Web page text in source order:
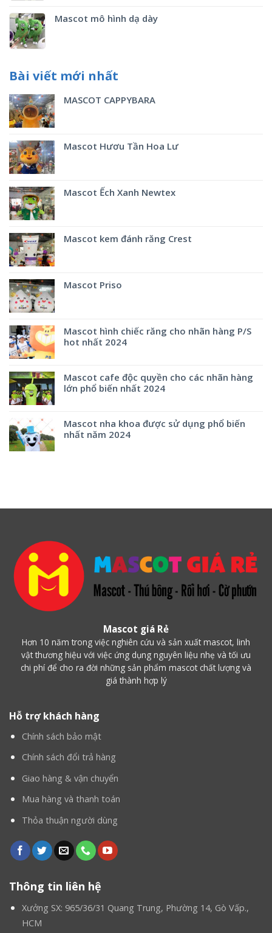
Mascot mô hình dạ dày
Bài viết mới nhất
MASCOT CAPPYBARA
Mascot Hươu Tần Hoa Lư
Mascot Ếch Xanh Newtex
Mascot kem đánh răng Crest
Mascot Priso
Mascot hình chiếc răng cho nhãn hàng P/S
hot nhất 2024
Mascot cafe độc quyền cho các nhãn hàng
lớn phổ biến nhất 2024
Mascot nha khoa được sử dụng phổ biến
nhất năm 2024
Mascot giá Rẻ
Hơn 10 năm trong việc nghiên cứu và sản xuất mascot, linh
vật thương hiệu với việc ứng dụng nguyên liệu nhẹ và tối ưu
chi phí để cho ra đời những sản phẩm mascot chất lượng và
giá thành hợp lý
Hỗ trợ khách hàng
Chính sách bảo mật
Chính sách đổi trả hàng
Giao hàng & vận chuyển
Mua hàng và thanh toán
Thỏa thuận người dùng
Thông tin liên hệ
Xưởng SX: 965/36/31 Quang Trung, Phường 14, Gò Vấp.,
HCM